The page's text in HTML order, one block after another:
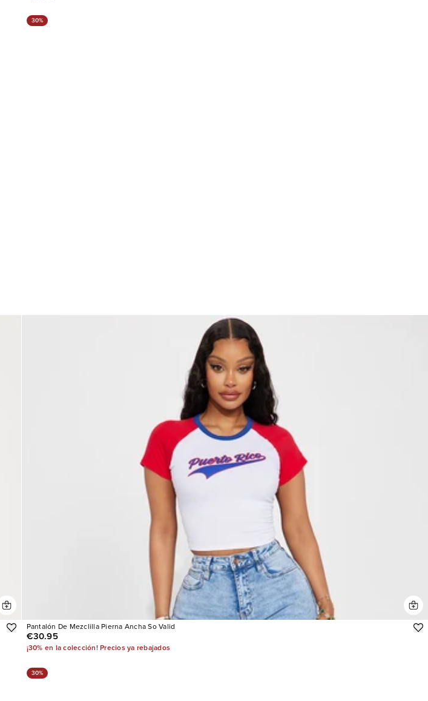
30%
Pantalón De Mezclilla Pierna Ancha So Valid
€30.95
¡30% en la colección! Precios ya rebajados
30%